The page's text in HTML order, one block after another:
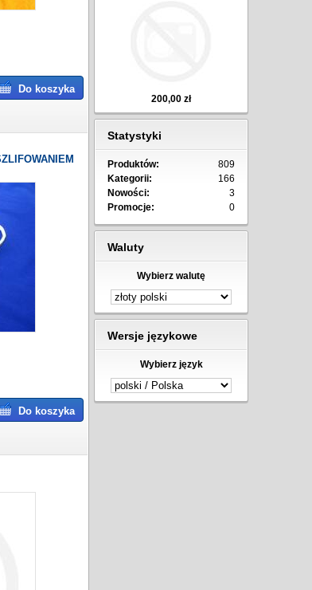
Do koszyka
Do koszyka
200,00 zł
Statystyki
Produktów:
809
Kategorii:
166
Nowości:
3
Promocje:
0
Waluty
Wybierz walutę
Wersje językowe
Wybierz język